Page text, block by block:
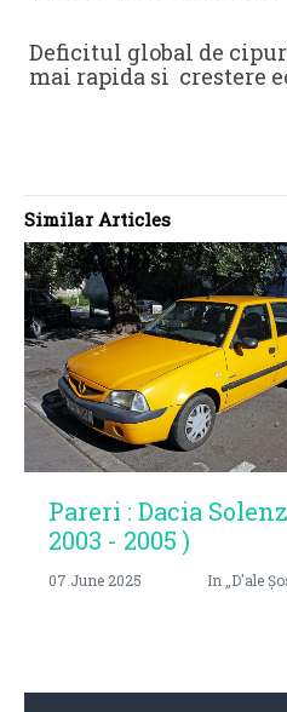
Deficitul global de
mai rapida si crestere
Similar Articles
Pareri : Dacia
2003 - 2005 )
07 June 2025 In „D'ale